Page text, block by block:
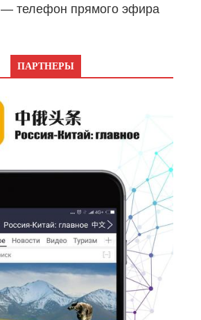
— телефон прямого эфира
ПАРТНЕРЫ